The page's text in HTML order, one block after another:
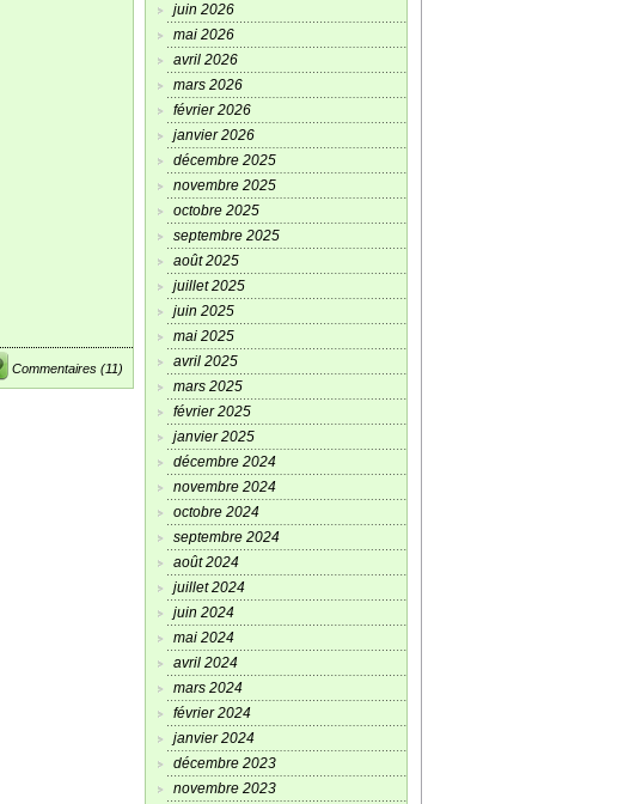
Commentaires (11)
juin 2026
mai 2026
avril 2026
mars 2026
février 2026
janvier 2026
décembre 2025
novembre 2025
octobre 2025
septembre 2025
août 2025
juillet 2025
juin 2025
mai 2025
avril 2025
mars 2025
février 2025
janvier 2025
décembre 2024
novembre 2024
octobre 2024
septembre 2024
août 2024
juillet 2024
juin 2024
mai 2024
avril 2024
mars 2024
février 2024
janvier 2024
décembre 2023
novembre 2023